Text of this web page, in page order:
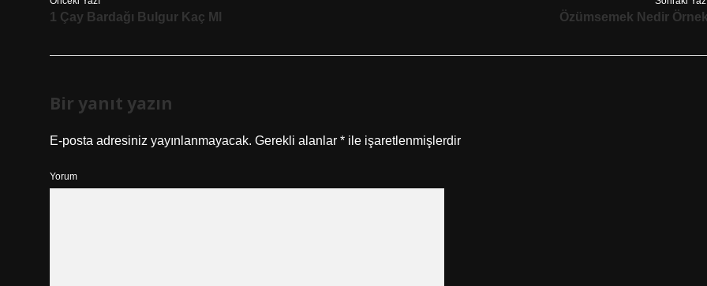
1 Çay Bardağı Bulgur Kaç Ml Özümsemek Nedir
Bir yanıt yazın
E-posta adresiniz yayınlanmayacak. Gerekli alanlar * ile işaretlenmişlerdir
Yorum